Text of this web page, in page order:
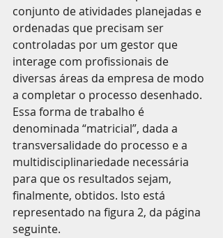
conjunto de atividades planejadas e
ordenadas que precisam ser
controladas por um gestor que
interage com profissionais de
diversas áreas da empresa de modo
a completar o processo desenhado.
Essa forma de trabalho é
denominada “matricial”, dada a
transversalidade do processo e a
multidisciplinariedade necessária
para que os resultados sejam,
finalmente, obtidos. Isto está
representado na figura 2, da página
seguinte.